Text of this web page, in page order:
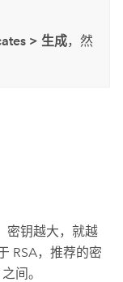
> 生成，然
密钥越大，就越
RSA，推荐的密
间。